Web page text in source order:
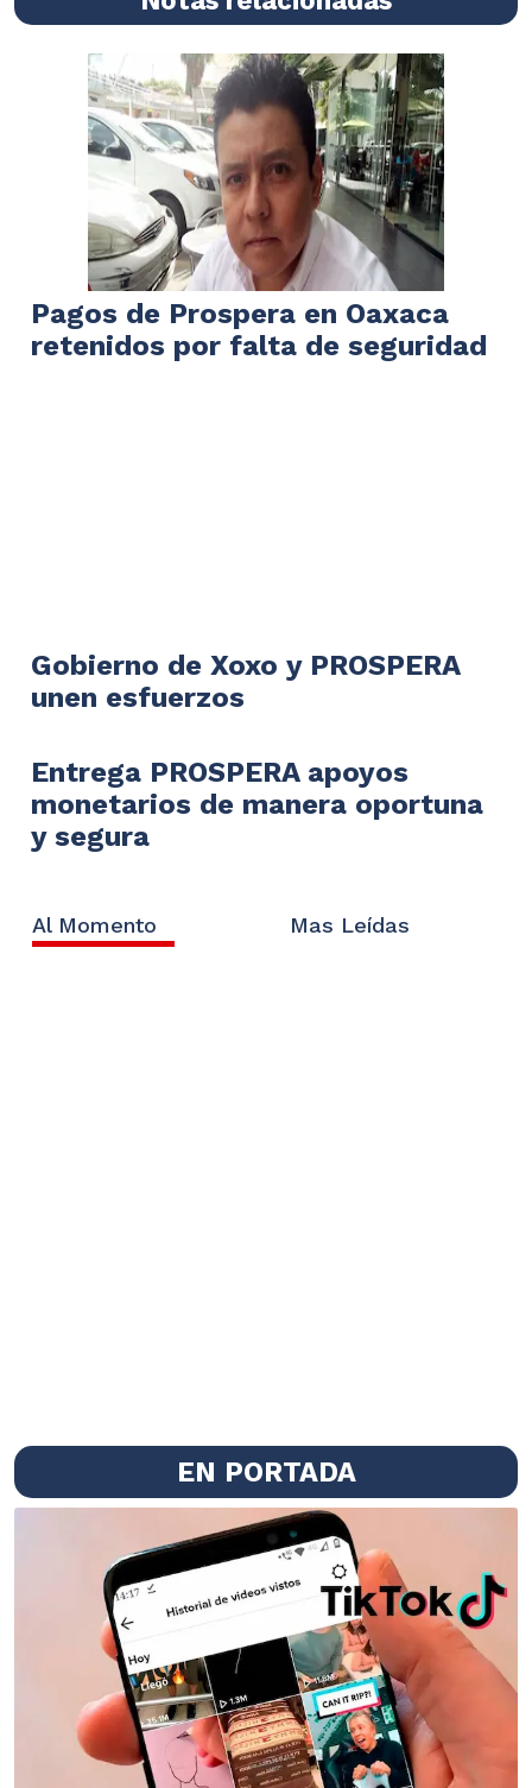
Pagos de Prospera en Oaxaca
retenidos por falta de seguridad
Gobierno de Xoxo y PROSPERA
unen esfuerzos
Entrega PROSPERA apoyos
monetarios de manera oportuna
y segura
Al Momento Mas Leídas
EN PORTADA